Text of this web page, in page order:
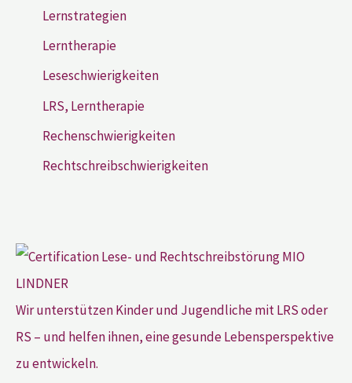
Lernstrategien
Lerntherapie
Leseschwierigkeiten
LRS, Lerntherapie
Rechenschwierigkeiten
Rechtschreibschwierigkeiten
Wir unterstützen Kinder und Jugendliche mit LRS oder
RS – und helfen ihnen, eine gesunde Lebensperspektive
zu entwickeln.